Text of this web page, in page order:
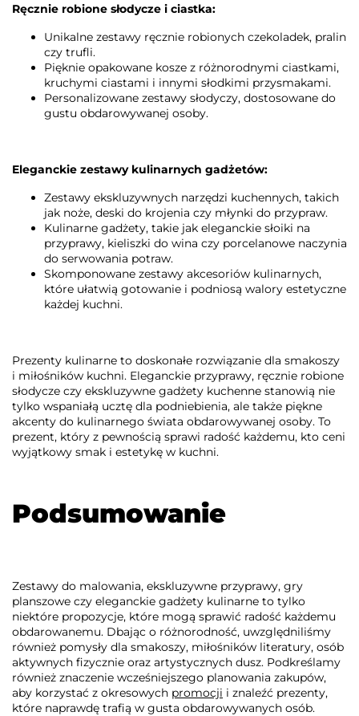
Ręcznie robione słodycze i ciastka:
Unikalne zestawy ręcznie robionych czekoladek, pralin
czy trufli.
Pięknie opakowane kosze z różnorodnymi ciastkami,
kruchymi ciastami i innymi słodkimi przysmakami.
Personalizowane zestawy słodyczy, dostosowane do
gustu obdarowywanej osoby.
Eleganckie zestawy kulinarnych gadżetów:
Zestawy ekskluzywnych narzędzi kuchennych, takich
jak noże, deski do krojenia czy młynki do przypraw.
Kulinarne gadżety, takie jak eleganckie słoiki na
przyprawy, kieliszki do wina czy porcelanowe naczynia
do serwowania potraw.
Skomponowane zestawy akcesoriów kulinarnych,
które ułatwią gotowanie i podniosą walory estetyczne
każdej kuchni.
Prezenty kulinarne to doskonałe rozwiązanie dla smakoszy
i miłośników kuchni. Eleganckie przyprawy, ręcznie robione
słodycze czy ekskluzywne gadżety kuchenne stanowią nie
tylko wspaniałą ucztę dla podniebienia, ale także piękne
akcenty do kulinarnego świata obdarowywanej osoby. To
prezent, który z pewnością sprawi radość każdemu, kto ceni
wyjątkowy smak i estetykę w kuchni.
Podsumowanie
Zestawy do malowania, ekskluzywne przyprawy, gry
planszowe czy eleganckie gadżety kulinarne to tylko
niektóre propozycje, które mogą sprawić radość każdemu
obdarowanemu. Dbając o różnorodność, uwzględniliśmy
również pomysły dla smakoszy, miłośników literatury, osób
aktywnych fizycznie oraz artystycznych dusz. Podkreślamy
również znaczenie wcześniejszego planowania zakupów,
aby korzystać z okresowych promocji i znaleźć prezenty,
które naprawdę trafią w gusta obdarowywanych osób.